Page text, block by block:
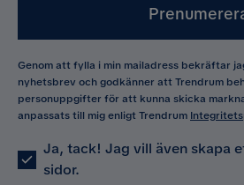
Genom att fylla i min mailadress bekräftar
nyhetsbrev och godkänner att Trendrum
personuppgifter för att kunna skicka
anpassats till mig enligt Trendrum
Ja, tack! Jag vill även skapa
sidor.